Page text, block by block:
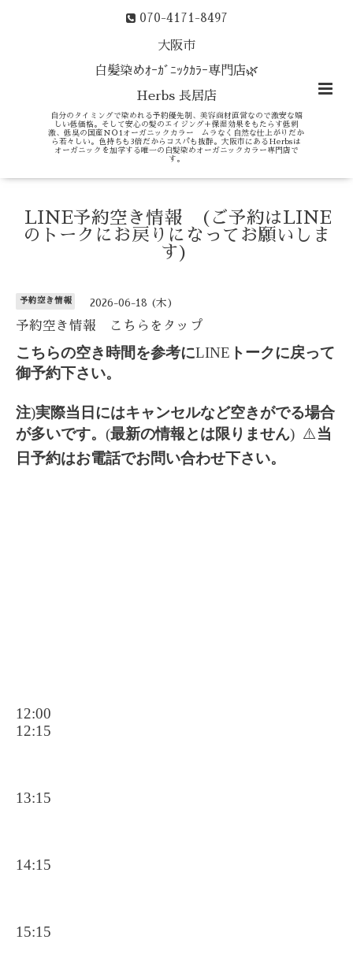
070-4171-8497
大阪市
白髪染めｵｰｶﾞﾆｯｸｶﾗｰ専門店🌿
Herbs 長居店
自分のタイミングで染めれる予約優先制、美容商材直営なので激安な嬉
しい低価格。そして安心の髪のエイジング＋保湿効果をもたらす低刺
激、低臭の国産ＮＯ1オーガニックカラー ムラなく自然な仕上がりだか
ら若々しい。色持ちも3倍だからコスパも抜群。大阪市にあるHerbsは
オーガニックを加学する唯一の白髪染めオーガニックカラー専門店で
す。
LINE予約空き情報 (ご予約はLINE
のトークにお戻りになってお願いしま
す)
予約空き情報 2026-06-18 (木)
予約空き情報 こちらをタップ
こちらの空き時間を参考にLINE トークに戻って
御予約下さい。
注)実際当日にはキャンセルなど空きがでる場合
が多いです。 (最新の情報とは限りません) ⚠️当
日予約はお電話でお問い合わせ下さい。
12:00
12:15
13:15
14:15
15:15